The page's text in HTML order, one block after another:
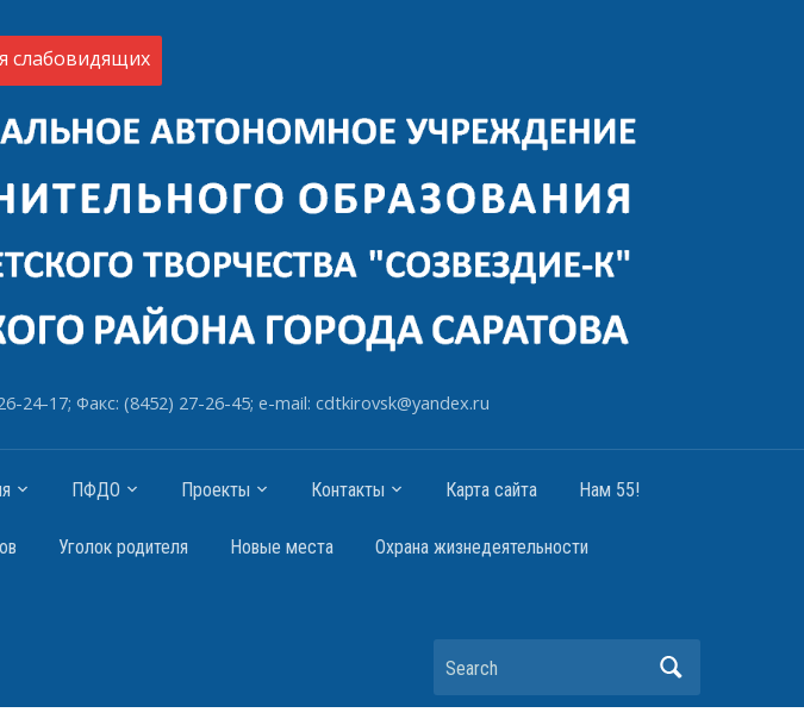
слабовидящих
24-17; Факс: (8452) 27-26-45; e-mail: cdtkirovsk@yandex.ru
ПФДО Проекты Контакты Карта сайта Нам 55!
Уголок родителя Новые места Охрана жизнедеятельности
Search